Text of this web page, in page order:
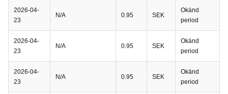
2026-04-
23
N/A 0.95 SEK
Okänd
period
2026-04-
23
N/A 0.95 SEK
Okänd
period
2026-04-
23
N/A 0.95 SEK
Okänd
period